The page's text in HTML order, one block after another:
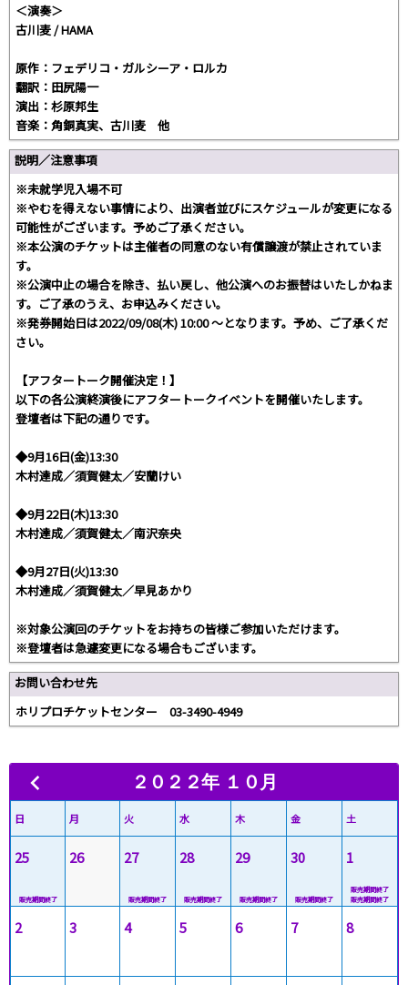
＜演奏＞
古川麦 / HAMA
原作：フェデリコ・ガルシーア・ロルカ
翻訳：田尻陽一
演出：杉原邦生
音楽：角銅真実、古川麦 他
説明／注意事項
※未就学児入場不可
※やむを得えない事情により、出演者並びにスケジュールが変更になる
可能性がございます。予めご了承ください。
※本公演のチケットは主催者の同意のない有償譲渡が禁止されていま
す。
※公演中止の場合を除き、払い戻し、他公演へのお振替はいたしかねま
す。ご了承のうえ、お申込みください。
※発券開始日は2022/09/08(木) 10:00 〜となります。予め、ご了承くだ
さい。
【アフタートーク開催決定！】
以下の各公演終演後にアフタートークイベントを開催いたします。
登壇者は下記の通りです。
◆9月16日(金)13:30
木村達成／須賀健太／安蘭けい
◆9月22日(木)13:30
木村達成／須賀健太／南沢奈央
◆9月27日(火)13:30
木村達成／須賀健太／早見あかり
※対象公演回のチケットをお持ちの皆様ご参加いただけます。
※登壇者は急遽変更になる場合もございます。
お問い合わせ先
ホリプロチケットセンター 03-3490-4949
２０２２年 １０月
日 月 火 水 木 金 土
25 26 27 28 29 30 1
2 3 4 5 6 7 8